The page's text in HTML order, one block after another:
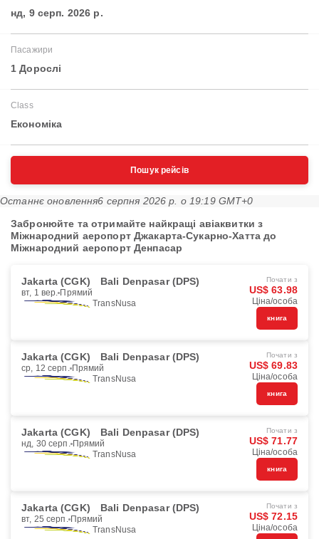
нд, 9 серп. 2026 р.
Пасажири
1 Дорослі
Class
Економіка
Пошук рейсів
Останнє оновлення6 серпня 2026 р. о 19:19 GMT+0
Забронюйте та отримайте найкращі авіаквитки з
Міжнародний аеропорт Джакарта-Сукарно-Хатта до
Міжнародний аеропорт Денпасар
Jakarta (CGK) Bali Denpasar (DPS)
вт, 1 вер. Прямий
TransNusa
Почати з
US$ 63.98
Ціна/особа
книга
Jakarta (CGK) Bali Denpasar (DPS)
ср, 12 серп. Прямий
TransNusa
Почати з
US$ 69.83
Ціна/особа
книга
Jakarta (CGK) Bali Denpasar (DPS)
нд, 30 серп. Прямий
TransNusa
Почати з
US$ 71.77
Ціна/особа
книга
Jakarta (CGK) Bali Denpasar (DPS)
вт, 25 серп. Прямий
TransNusa
Почати з
US$ 72.15
Ціна/особа